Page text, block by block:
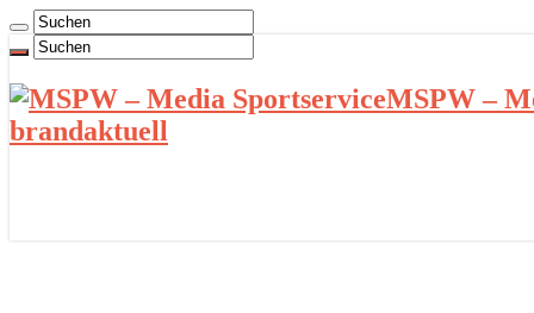
MSPW –
brandaktuell